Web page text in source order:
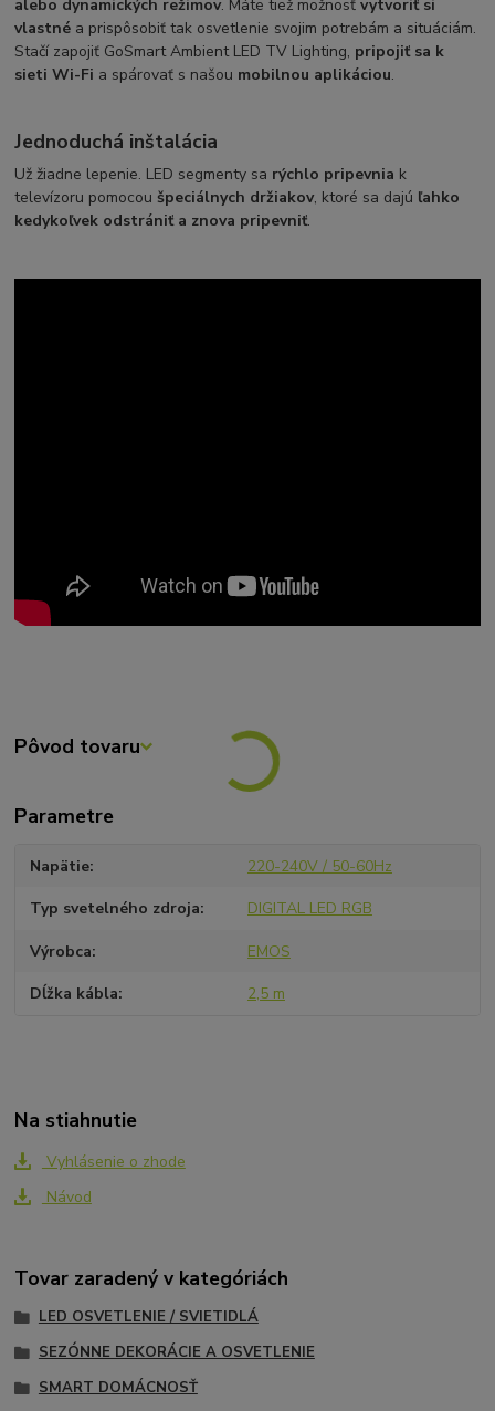
alebo dynamických režimov. Máte tiež možnosťvytvoriť si
vlastné a prispôsobiť tak osvetlenie svojim potrebám a situáciám.
Stačí zapojiť GoSmart Ambient LED TV Lighting, pripojiť sa k
sieti Wi-Fi a spárovať s našou mobilnou aplikáciou.
Jednoduchá inštalácia
Už žiadne lepenie. LED segmenty sa rýchlo pripevnia k
televízoru pomocou špeciálnych držiakov, ktoré sa dajú ľahko
kedykoľvek odstrániť a znova pripevniť.
Pôvod tovaru
Parametre
Napätie 220-240V / 50-60Hz
Typ svetelného zdroja DIGITAL LED RGB
Výrobca EMOS
Dĺžka kábla 2,5 m
Na stiahnutie
Vyhlásenie o zhode
Návod
Tovar zaradený v kategóriách
LED OSVETLENIE / SVIETIDLÁ
SEZÓNNE DEKORÁCIE A OSVETLENIE
SMART DOMÁCNOSŤ